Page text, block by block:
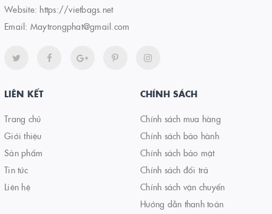
Website: https://vietbags.net
Email: Maytrongphat@gmail.com
LIÊN KẾT
Trang chủ
Giới thiệu
Sản phẩm
Tin tức
Liên hệ
CHÍNH SÁCH
Chính sách mua hàng
Chính sách bảo hành
Chính sách bảo mật
Chính sách đổi trả
Chính sách vận chuyển
Hướng dẫn thanh toán